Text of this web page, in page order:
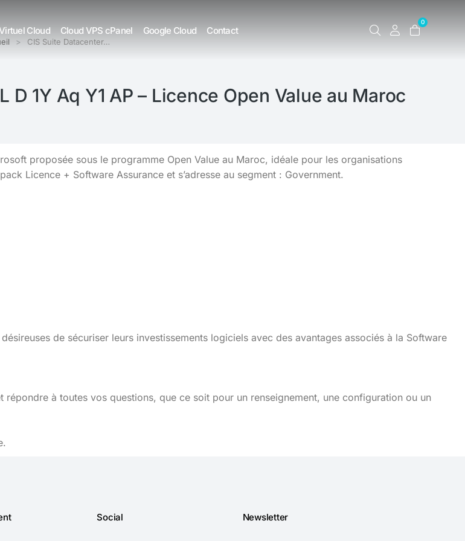
Cloud Cloud VPS cPanel Google Cloud Contact
0
CIS Suite Datacenter…
D 1Y Aq Y1 AP – Licence Open Value au Maroc
proposée sous le programme Open Value au Maroc, idéale pour les organisations
Licence + Software Assurance et s’adresse au segment : Government.
de sécuriser leurs investissements logiciels avec des avantages associés à la Software
à toutes vos questions, que ce soit pour un renseignement, une configuration ou un
Social Newsletter